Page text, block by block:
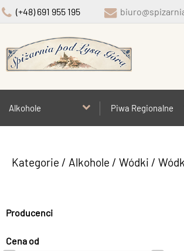
(+48) 691 955 195
Alkohole Piwa Regionalne
Kategorie / Alkohole / Wódki /
Producenci
Cena od